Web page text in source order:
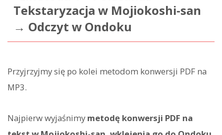
Tekstaryzacja w Mojiokoshi-san
→ Odczyt w Ondoku
Przyjrzyjmy się po kolei metodom konwersji PDF na
MP3.
Najpierw wyjaśnimy metodę konwersji PDF na